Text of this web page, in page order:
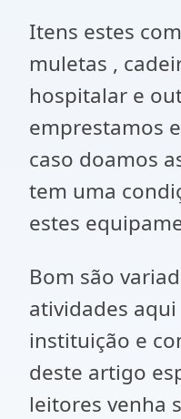
Itens estes
muletas ,
hospitalar e
emprestamos
caso doamos
tem uma
estes
Bom são
atividades
instituição e
deste artigo
leitores venha